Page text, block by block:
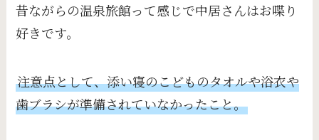
昔ながらの温泉旅館って感じで中居さんはお喋り
好きです。
注意点として、添い寝のこどものタオルや浴衣や
歯ブラシが準備されていなかったこと。